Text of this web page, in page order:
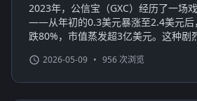
2023年，公信宝（GXC）经历了一场
——从年初的0.3美元暴涨至2.4美元后
跌80%，市值蒸发超3亿美元。这种剧
2026-05-09 • 956 次浏览